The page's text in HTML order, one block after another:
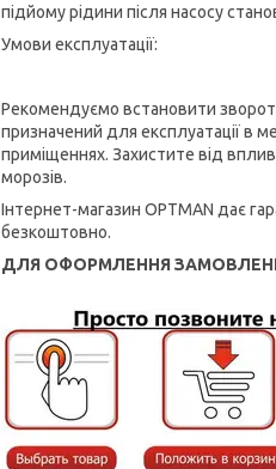
підйому рідини після насосу
Умови експлуатації:
Рекомендуємо встановити
призначений для експлуатації в
приміщеннях. Захистите від
морозів.
Інтернет-магазин OPTMAN дає
безкоштовно.
ДЛЯ ОФОРМЛЕННЯ